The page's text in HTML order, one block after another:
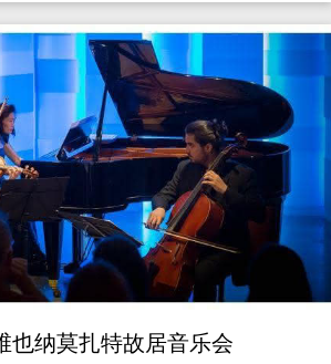
也纳莫扎特故居音乐会